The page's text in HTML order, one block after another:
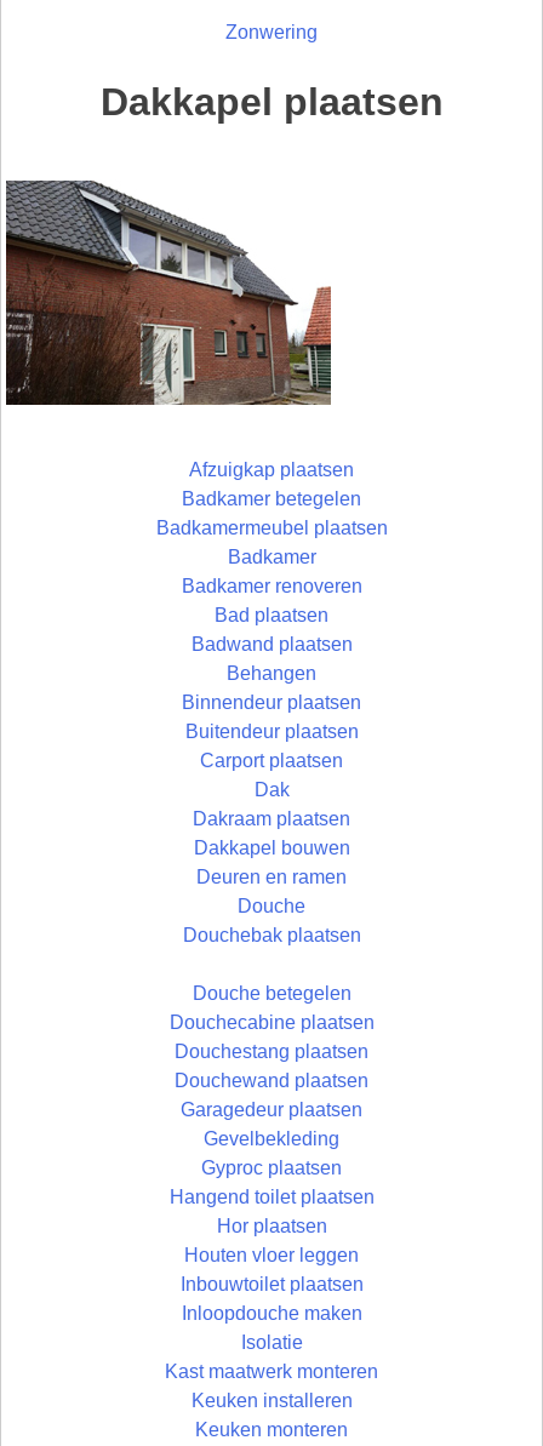
Zonwering
Dakkapel plaatsen
Afzuigkap plaatsen
Badkamer betegelen
Badkamermeubel plaatsen
Badkamer
Badkamer renoveren
Bad plaatsen
Badwand plaatsen
Behangen
Binnendeur plaatsen
Buitendeur plaatsen
Carport plaatsen
Dak
Dakraam plaatsen
Dakkapel bouwen
Deuren en ramen
Douche
Douchebak plaatsen
Douche betegelen
Douchecabine plaatsen
Douchestang plaatsen
Douchewand plaatsen
Garagedeur plaatsen
Gevelbekleding
Gyproc plaatsen
Hangend toilet plaatsen
Hor plaatsen
Houten vloer leggen
Inbouwtoilet plaatsen
Inloopdouche maken
Isolatie
Kast maatwerk monteren
Keuken installeren
Keuken monteren